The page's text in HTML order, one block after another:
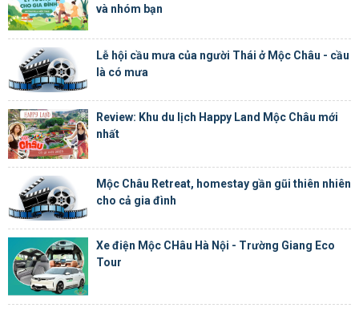
và nhóm bạn
Lễ hội cầu mưa của người Thái ở Mộc Châu - cầu
là có mưa
Review: Khu du lịch Happy Land Mộc Châu mới
nhất
Mộc Châu Retreat, homestay gần gũi thiên nhiên
cho cả gia đình
Xe điện Mộc CHâu Hà Nội - Trường Giang Eco
Tour